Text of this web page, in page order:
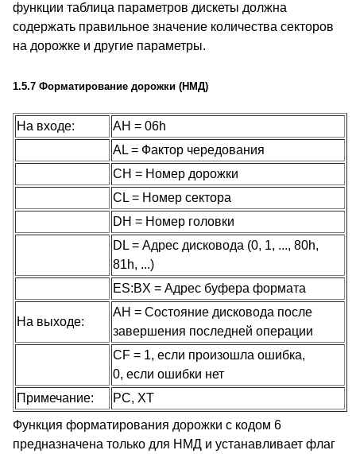
функции таблица параметров дискеты должна
содержать правильное значение количества секторов
на дорожке и другие параметры.
1.5.7 Форматирование дорожки (НМД)
На входе:
AH = 06h
AL = Фактор чередования
CH = Номер дорожки
CL = Номер сектора
DH = Номер головки
DL = Адрес дисковода (0, 1, ..., 80h,
81h, ...)
ES:BX = Адрес буфера формата
На выходе:
AH = Состояние дисковода после
завершения последней операции
CF = 1, если произошла ошибка,
0, если ошибки нет
Примечание:
PC, XT
Функция форматирования дорожки с кодом 6
предназначена только для НМД и устанавливает флаг